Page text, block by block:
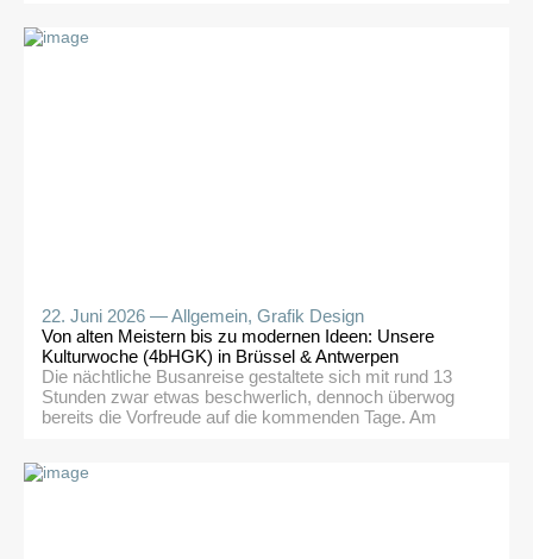
Begrüßung im Vortragssaal wurden bei einem guten
22. Juni 2026 —Allgemein, Grafik Design
Von alten Meistern bis zu modernen Ideen: Unsere
Kulturwoche (4bHGK) in Brüssel & Antwerpen
Die nächtliche Busanreise gestaltete sich mit rund 13
Stunden zwar etwas beschwerlich, dennoch überwog
bereits die Vorfreude auf die kommenden Tage. Am
zwei Gruppen und mit sehr kompetenten flämischen